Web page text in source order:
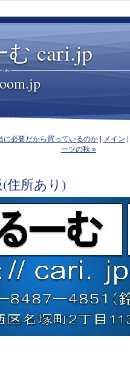
cari.jp
に必要だから買っているのか メイン
ーツの秋 »
住所あり)